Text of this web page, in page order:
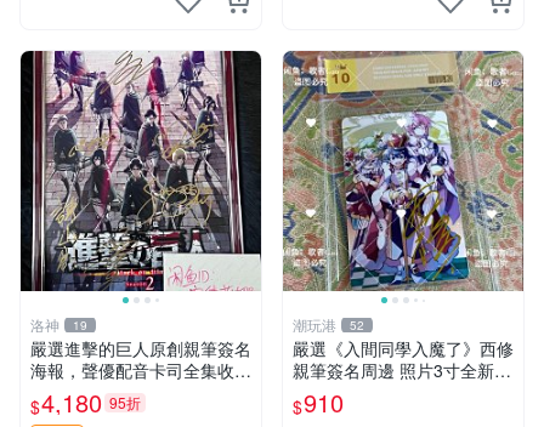
洛神 19
嚴選進擊的巨人原創親筆簽名
海報，聲優配音卡司全集收藏
推薦 艾倫、三笠、阿明、埃
爾文巨細靡遺肖像照
$4,180 95折
潮玩港 52
嚴選《入間同學入魔了》西修
親筆簽名周邊 照片3寸全新含
卡磚 收藏推薦 鏡像照片 周邊
收藏
$910